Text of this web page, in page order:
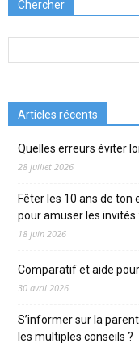
Chercher
Articles récents
Quelles erreurs éviter
28 juillet 2026
Fêter les 10 ans de ton
pour amuser les invités
18 juin 2026
Comparatif et aide
30 avril 2026
S’informer sur la
les multiples conseils ?